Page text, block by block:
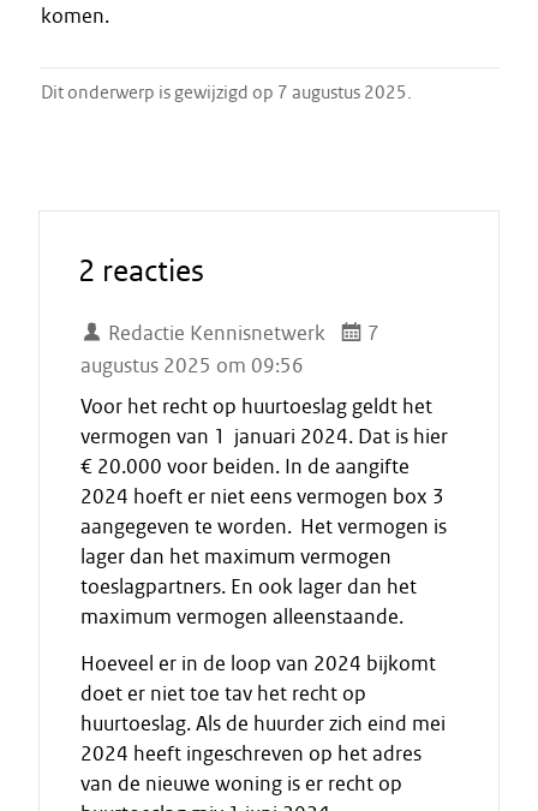
komen.
Dit onderwerp is gewijzigd op 7 augustus 2025.
2 reacties
Redactie Kennisnetwerk
7
augustus 2025 om 09:56
Voor het recht op huurtoeslag geldt het
vermogen van 1 januari 2024. Dat is hier
€ 20.000 voor beiden. In de aangifte
2024 hoeft er niet eens vermogen box 3
aangegeven te worden. Het vermogen is
lager dan het maximum vermogen
toeslagpartners. En ook lager dan het
maximum vermogen alleenstaande.
Hoeveel er in de loop van 2024 bijkomt
doet er niet toe tav het recht op
huurtoeslag. Als de huurder zich eind mei
2024 heeft ingeschreven op het adres
van de nieuwe woning is er recht op